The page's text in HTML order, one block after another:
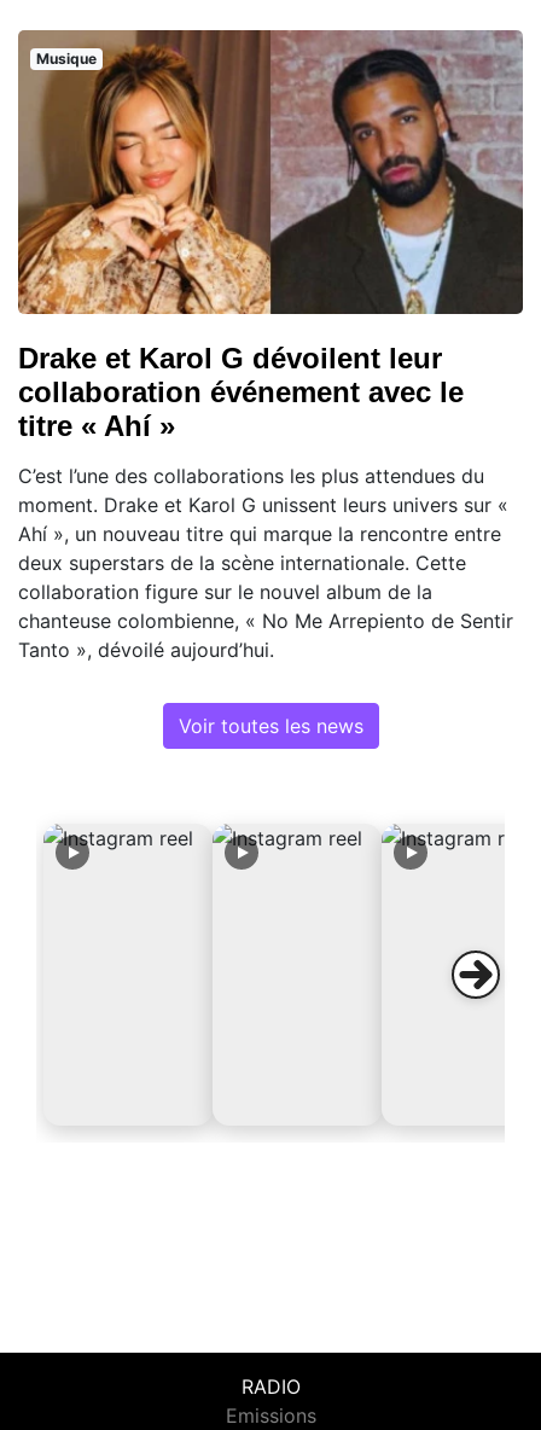
Musique
Drake et Karol G dévoilent leur
collaboration événement avec le
titre « Ahí »
C’est l’une des collaborations les plus attendues du
moment. Drake et Karol G unissent leurs univers sur «
Ahí », un nouveau titre qui marque la rencontre entre
deux superstars de la scène internationale. Cette
collaboration figure sur le nouvel album de la
chanteuse colombienne, « No Me Arrepiento de Sentir
Tanto », dévoilé aujourd’hui.
Voir toutes les news
RADIO
Emissions